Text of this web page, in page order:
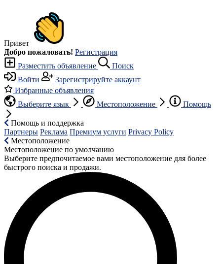
Привет
Добро пожаловать! Регистрация
Разместить объявление
Поиск
Войти
Зарегистрируйте аккаунт
Избранные объявления
Выберите язык
Местоположение Помощь
Помощь и поддержка
Партнеры Реклама Премиум услуги Privacy Policy
Местоположение
Местоположение по умолчанию
Выберите предпочитаемое вами местоположение для более
быстрого поиска и продажи.